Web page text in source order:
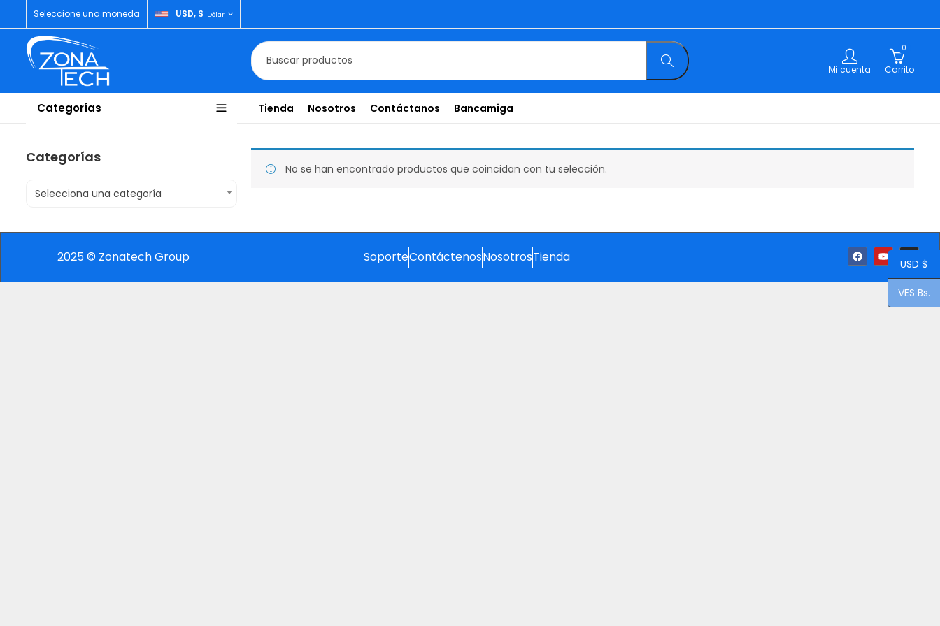
Seleccione una moneda USD, $ Dólar
Mi cuenta
0
Carrito
Categorías Tienda Nosotros Contáctanos Bancamiga
No se han encontrado productos que coincidan con tu selección.
Categorías
Selecciona una categoría
2025 © Zonatech Group SoporteContáctenosNosotrosTienda USD $
VES Bs.